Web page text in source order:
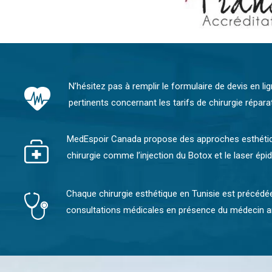
N’hésitez pas à remplir le formulaire de devis en
pertinents concernant les tarifs de chirurgie
MedEspoir Canada propose des approches
chirurgie comme l’injection du Botox et le laser
Chaque chirurgie esthétique en Tunisie est
consultations médicales en présence du médecin